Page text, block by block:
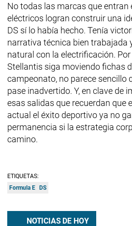
No todas las marcas que entran
eléctricos logran construir una
DS sí lo había hecho. Tenía
narrativa técnica bien trabajada
natural con la electrificación.
Stellantis siga moviendo fichas
campeonato, no parece sencillo
pase inadvertido. Y, en clave de
esas salidas que recuerdan que
actual el éxito deportivo ya no
permanencia si la estrategia
camino.
ETIQUETAS:
Formula E DS
NOTICIAS DE HOY